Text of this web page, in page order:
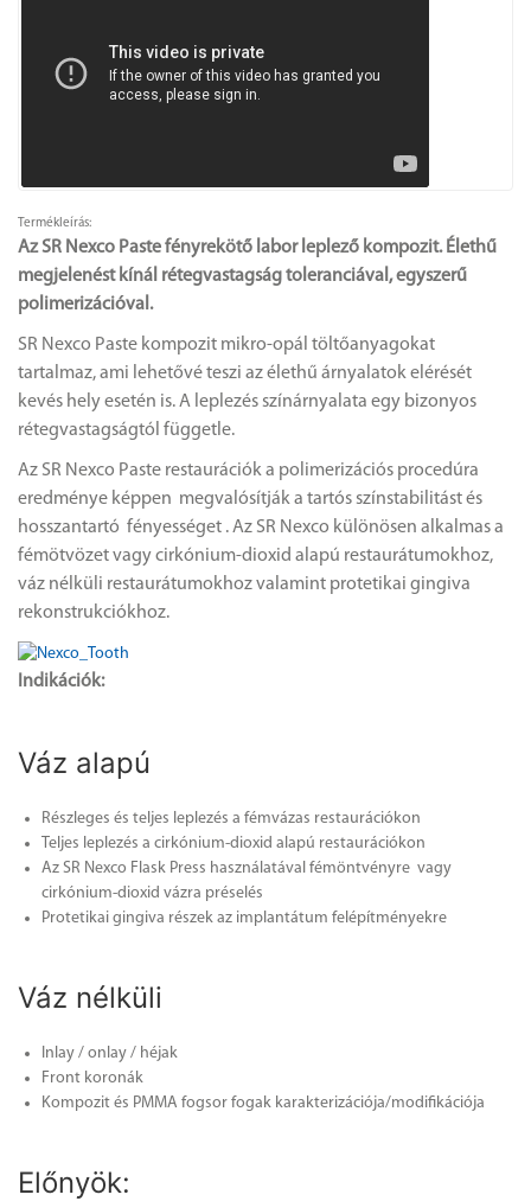
Termékleírás:
Az SR Nexco Paste fényrekötő labor leplező kompozit. Élethű
megjelenést kínál rétegvastagság toleranciával, egyszerű
polimerizációval.
SR Nexco Paste kompozit mikro-opál töltőanyagokat
tartalmaz, ami lehetővé teszi az élethű árnyalatok elérését
kevés hely esetén is. A leplezés színárnyalata egy bizonyos
rétegvastagságtól függetle.
Az SR Nexco Paste restaurációk a polimerizációs procedúra
eredménye képpen megvalósítják a tartós színstabilitást és
hosszantartó fényességet . Az SR Nexco különösen alkalmas a
fémötvözet vagy cirkónium-dioxid alapú restaurátumokhoz,
váz nélküli restaurátumokhoz valamint protetikai gingiva
rekonstrukciókhoz.
Indikációk:
Váz alapú
Részleges és teljes leplezés a fémvázas restaurációkon
Teljes leplezés a cirkónium-dioxid alapú restaurációkon
Az SR Nexco Flask Press használatával fémöntvényre vagy
cirkónium-dioxid vázra préselés
Protetikai gingiva részek az implantátum felépítményekre
Váz nélküli
Inlay / onlay / héjak
Front koronák
Kompozit és PMMA fogsor fogak karakterizációja/modifikációja
Előnyök: